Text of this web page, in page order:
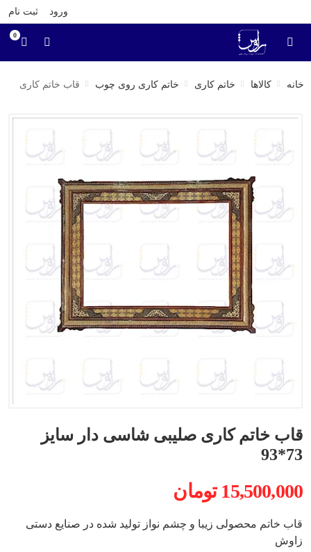
ورود ثبت نام
0
خانه کالاها خاتم کاری خاتم کاری روی چوب قاب خاتم کاری
قاب خاتم کاری صلیبی شاسی دار سایز
73*93
15,500,000 تومان
قاب خاتم محصولی زیبا و چشم نواز تولید شده در صنایع دستی
زاوش